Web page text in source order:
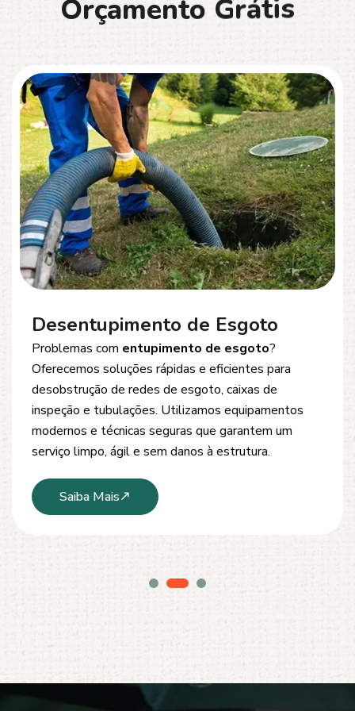
Orçamento Grátis
Desentupimento de Esgoto
Problemas com entupimento de esgoto?
Oferecemos soluções rápidas e eficientes para
desobstrução de redes de esgoto, caixas de
inspeção e tubulações. Utilizamos equipamentos
modernos e técnicas seguras que garantem um
serviço limpo, ágil e sem danos à estrutura.
Saiba Mais